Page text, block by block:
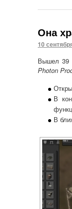
Она
10
Вышел 39
Photon
В
В